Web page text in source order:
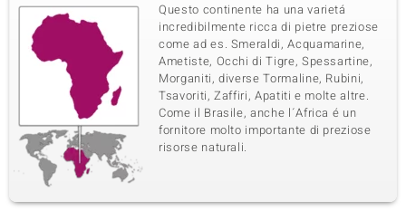
Questo continente ha una varietá
incredibilmente ricca di pietre preziose
come ad es. Smeraldi, Acquamarine,
Ametiste, Occhi di Tigre, Spessartine,
Morganiti, diverse Tormaline, Rubini,
Tsavoriti, Zaffiri, Apatiti e molte altre.
Come il Brasile, anche l´Africa é un
fornitore molto importante di preziose
risorse naturali.